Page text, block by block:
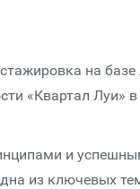
на
«Квартал Луи»
и
из ключевых